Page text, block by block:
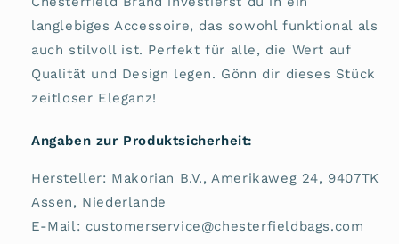
langlebiges Accessoire, das sowohl funktional als
auch stilvoll ist. Perfekt für alle, die Wert auf
Qualität und Design legen. Gönn dir dieses Stück
zeitloser Eleganz!
Angaben zur Produktsicherheit:
Hersteller: Makorian B.V., Amerikaweg 24, 9407TK
Assen, Niederlande
E-Mail: customerservice@chesterfieldbags.com